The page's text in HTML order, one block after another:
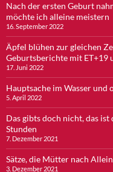
Nach der ersten Geburt
möchte ich alleine meistern
16. September 2022
Äpfel blühen zur gleichen
Geburtsberichte mit ET+19
17. Juni 2022
Hauptsache im Wasser und
5. April 2022
Das gibts doch nicht, das
Stunden
7. Dezember 2021
Sätze, die Mütter nach
3. Dezember 2021